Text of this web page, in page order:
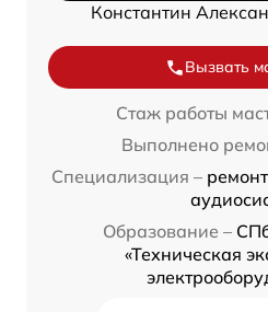
Константин
Вызвать
Стаж работы
Выполнено
Специализация –
Образование –
«Техническая